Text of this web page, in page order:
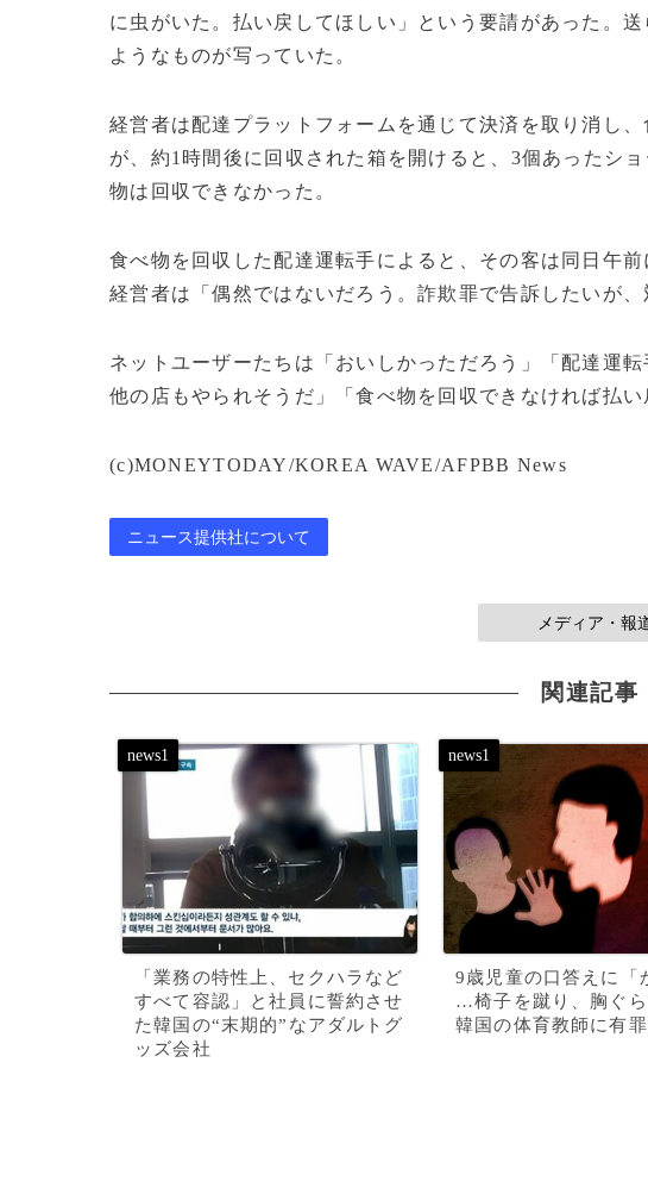
に虫がいた。払い戻してほしい」という要請があった。
ようなものが写っていた。
経営者は配達プラットフォームを通じて決済を取り消し
が、約1時間後に回収された箱を開けると、3個あったシ
物は回収できなかった。
食べ物を回収した配達運転手によると、その客は同日午
経営者は「偶然ではないだろう。詐欺罪で告訴したいが
ネットユーザーたちは「おいしかっただろう」「配達運
他の店もやられそうだ」「食べ物を回収できなければ払
(c)MONEYTODAY/KOREA WAVE/AFPBB News
ニュース提供社について
メディア・報
関連記事
「業務の特性上、セクハラなど
すべて容認」と社員に誓約させ
た韓国の“末期的”なアダルトグ
ッズ会社
9歳児童の口答えに「
…椅子を蹴り、胸ぐ
韓国の体育教師に有